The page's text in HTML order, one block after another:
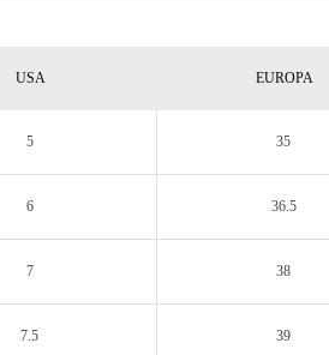
USA EUROPA
5 35
6 36.5
7 38
7.5 39